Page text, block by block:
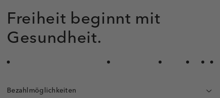
Freiheit beginnt mit
Gesundheit.
Bezahlmöglichkeiten